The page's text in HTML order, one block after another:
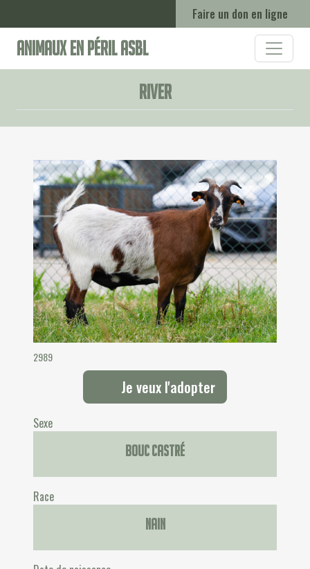
Faire un don en ligne
Animaux en Péril ASBL
River
2989
Je veux l'adopter
Sexe
Bouc castré
Race
Nain